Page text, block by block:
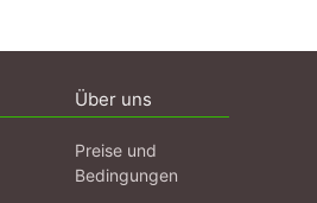
Über uns
Preise und
Bedingungen